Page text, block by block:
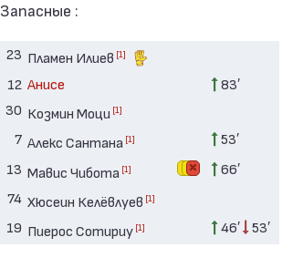
Запасные :
23 Пламен Илиев [1]
12 Анисе
83′
30 Козмин Моци [1]
7 Алекс Сантана [1]
53′
13 Мавис Чибота [1]
66′
74 Хюсеин Келёвлуев [1]
19 Пиерос Сотириу [1] 46′ 53′